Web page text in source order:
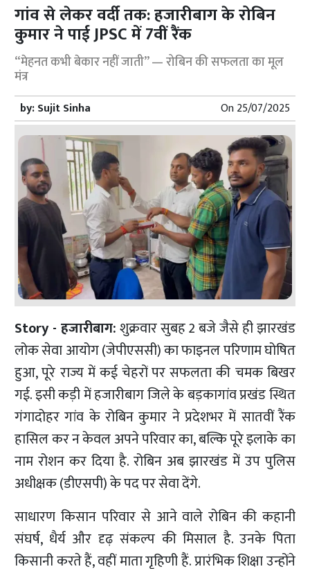
गांव से लेकर वर्दी तक: हजारीबाग के रोबिन
कुमार ने पाई JPSC में 7वीं रैंक
“मेहनत कभी बेकार नहीं जाती” — रोबिन की सफलता का मूल
मंत्र
by:Sujit Sinha On25/07/2025
Story - हजारीबाग:शुक्रवार सुबह 2 बजे जैसे ही झारखंड
लोक सेवा आयोग (जेपीएससी) का फाइनल परिणाम घोषित
हुआ, पूरे राज्य में कई चेहरों पर सफलता की चमक बिखर
गई. इसी कड़ी में हजारीबाग जिले के बड़कागांव प्रखंड स्थित
गंगादोहर गांव के रोबिन कुमार ने प्रदेशभर में सातवीं रैंक
हासिल कर न केवल अपने परिवार का, बल्कि पूरे इलाके का
नाम रोशन कर दिया है. रोबिन अब झारखंड में उप पुलिस
अधीक्षक (डीएसपी) के पद पर सेवा देंगे.
साधारण किसान परिवार से आने वाले रोबिन की कहानी
संघर्ष, धैर्य और दृढ़ संकल्प की मिसाल है. उनके पिता
किसानी करते हैं, वहीं माता गृहिणी हैं. प्रारंभिक शिक्षा उन्होंने